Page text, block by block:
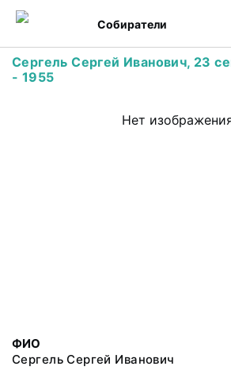
Собиратели
Сергель Сергей Иванович, 23
- 1955
Нет
ФИО
Сергель Сергей Иванович